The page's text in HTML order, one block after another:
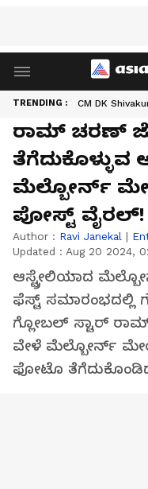
TRENDING : CM DK
ರಾಮ್ ಚರಣ್
ತೆಗೆದುಕೊಳ್ಳುವ
ಮೆಲ್ಬೋರ್ನ್‌
ಪೋಸ್ಟ್ ವೈರಲ್!
Author : Ravi Janekal |
Updated : Aug 20 2024,
ಆಸ್ಟ್ರೇಲಿಯಾದ
ಫೆಸ್ಟ್‌
ಗ್ಲೋಬಲ್ ಸ್ಟಾರ್
ವೇಳೆ ಮೆಲ್ಬೋರ್ನ್
ಫೋಟೊ